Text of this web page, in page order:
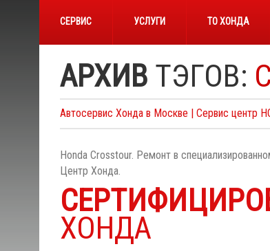
СЕРВИС УСЛУГИ ТО ХОНДА
АРХИВ ТЭГОВ:
Автосервис Хонда в Москве | Сервис центр
Honda Crosstour. Ремонт в
Центр Хонда.
ХОНДА